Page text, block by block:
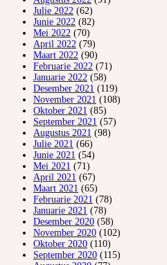
Julie 2022 (62)
Junie 2022 (82)
Mei 2022 (70)
April 2022 (79)
Maart 2022 (90)
Februarie 2022 (71)
Januarie 2022 (58)
Desember 2021 (119)
November 2021 (108)
Oktober 2021 (85)
September 2021 (57)
Augustus 2021 (98)
Julie 2021 (66)
Junie 2021 (54)
Mei 2021 (71)
April 2021 (67)
Maart 2021 (65)
Februarie 2021 (78)
Januarie 2021 (78)
Desember 2020 (58)
November 2020 (102)
Oktober 2020 (110)
September 2020 (115)